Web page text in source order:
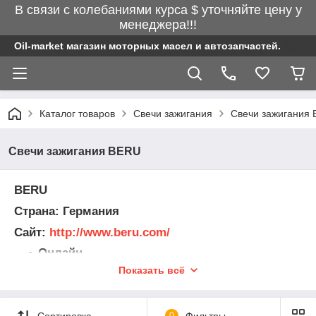
В связи с колебаниями курса $ уточняйте цену у
менеджера!!!
Oil-market магазин моторных масел и автозапчастей.
Каталог товаров Свечи зажигания Свечи зажигания
Свечи зажигания BERU
BERU
Страна: Германия
Сайт: http://www.beru.com/
Онлайн
http://www.beru.com/english/prod
BERU является брендом премиум-класса в области систем
зажигания и холодного пуска двигателя и эксклюзивно
Показать всё